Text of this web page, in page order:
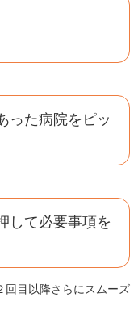
った病院をピッ
して必要事項を
回目以降さらにスムーズ